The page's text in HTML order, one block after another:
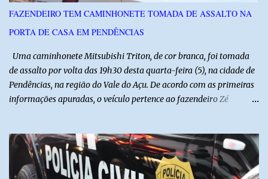
inovação e oportunidades para o desenvolvimento do agronegócio
potiguar. @associacaodiba
FAZENDEIRO TEM CAMINHONETE TOMADA DE ASSALTO NA
PORTA DE CASA EM PENDÊNCIAS
Uma caminhonete Mitsubishi Triton, de cor branca, foi tomada
de assalto por volta das 19h30 desta quarta-feira (5), na cidade de
Pendências, na região do Vale do Açu. De acordo com as primeiras
informações apuradas, o veículo pertence ao fazendeiro Zé
anunciaram o assalto no momento em que ela estava em frente à
residência, no Centro da cidade. Ainda conforme relatos de
testemunhas, os suspeitos utilizavam roupas semelhantes a